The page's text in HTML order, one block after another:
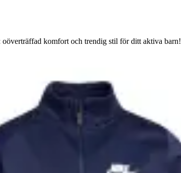
komfort och trendig stil för ditt aktiva barn!